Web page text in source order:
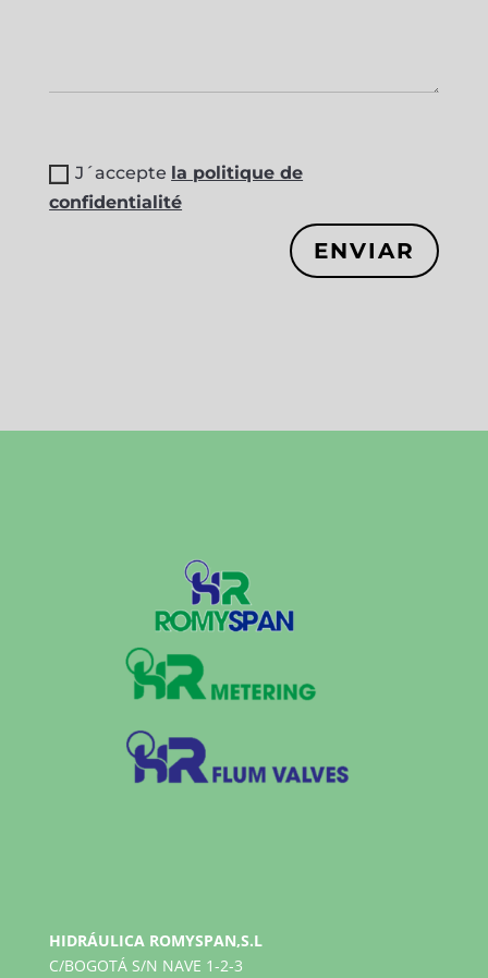
J´accepte la politique de
confidentialité
ENVIAR
HIDRÁULICA ROMYSPAN,S.L
C/BOGOTÁ S/N NAVE 1-2-3